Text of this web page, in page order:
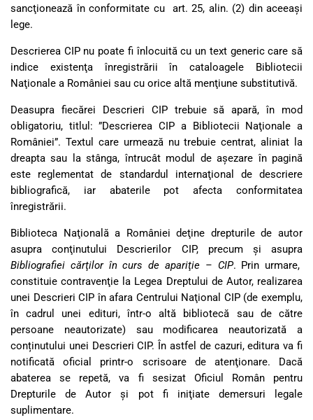
sancţionează în conformitate cu art. 25, alin. (2) din aceeaşi
lege.
Descrierea CIP nu poate fi înlocuită cu un text generic care să
indice existenţa înregistrării în cataloagele Bibliotecii
Naţionale a României sau cu orice altă menţiune substitutivă.
Deasupra fiecărei Descrieri CIP trebuie să apară, în mod
obligatoriu, titlul: ”Descrierea CIP a Bibliotecii Naţionale a
României”. Textul care urmează nu trebuie centrat, aliniat la
dreapta sau la stânga, întrucât modul de aşezare în pagină
este reglementat de standardul internaţional de descriere
bibliografică, iar abaterile pot afecta conformitatea
înregistrării.
Biblioteca Naţională a României deţine drepturile de autor
asupra conţinutului Descrierilor CIP, precum şi asupra
Bibliografiei cărţilor în curs de apariţie – CIP. Prin urmare,
constituie contravenţie la Legea Dreptului de Autor, realizarea
unei Descrieri CIP în afara Centrului Naţional CIP (de exemplu,
în cadrul unei edituri, într-o altă bibliotecă sau de către
persoane neautorizate) sau modificarea neautorizată a
conținutului unei Descrieri CIP. În astfel de cazuri, editura va fi
notificată oficial printr-o scrisoare de atenţionare. Dacă
abaterea se repetă, va fi sesizat Oficiul Român pentru
Drepturile de Autor şi pot fi iniţiate demersuri legale
suplimentare.